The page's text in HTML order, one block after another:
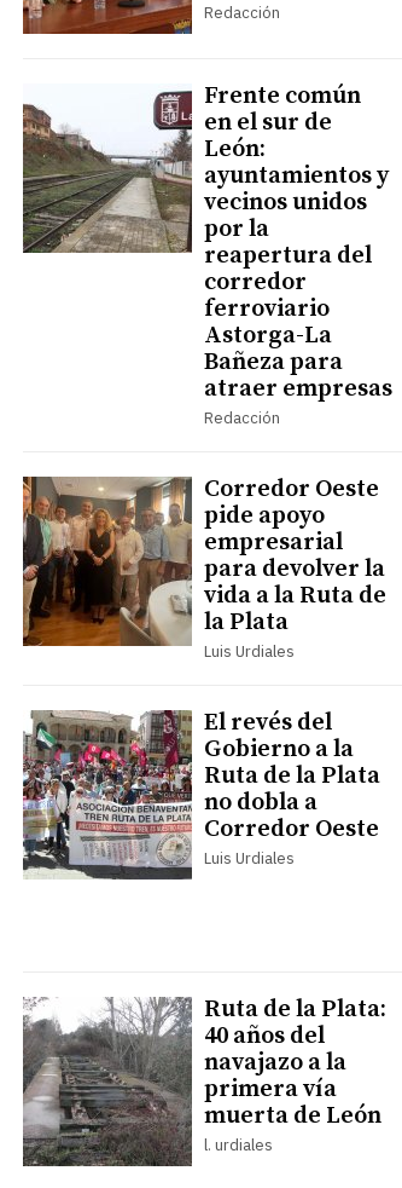
Redacción
Frente común
en el sur de
León:
ayuntamientos y
vecinos unidos
por la
reapertura del
corredor
ferroviario
Astorga-La
Bañeza para
atraer empresas
Redacción
Corredor Oeste
pide apoyo
empresarial
para devolver la
vida a la Ruta de
la Plata
Luis Urdiales
El revés del
Gobierno a la
Ruta de la Plata
no dobla a
Corredor Oeste
Luis Urdiales
Ruta de la Plata:
40 años del
navajazo a la
primera vía
muerta de León
l. urdiales